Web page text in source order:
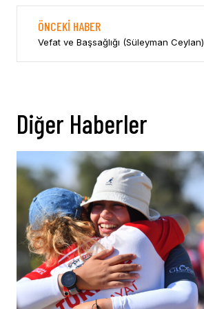
ÖNCEKI HABER
Vefat ve Başsağlığı (Süleyman Ceylan)
Diğer Haberler